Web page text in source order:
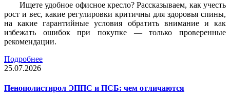
Ищете удобное офисное кресло? Рассказываем, как учесть
рост и вес, какие регулировки критичны для здоровья спины,
на какие гарантийные условия обратить внимание и как
избежать ошибок при покупке — только проверенные
рекомендации.
Подробнее
25.07.2026
Пенополистирол ЭППС и ПСБ: чем отличаются